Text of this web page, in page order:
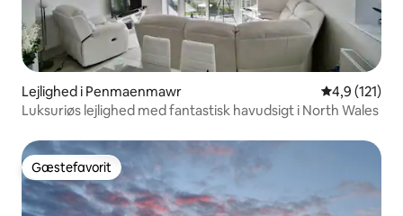
Lejlighed i Penmaenmawr 4,9 ud af 5 i
4,9 (121)
Luksuriøs lejlighed med fantastisk havudsigt i North Wales
Gæstefavorit
Gæstefavorit